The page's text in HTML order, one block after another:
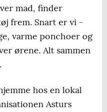
mad, finder
frem. Snart er vi -
varme ponchoer og
ørene. Alt sammen
hos en lokal
Asturs